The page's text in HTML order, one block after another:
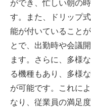
ができ、忙しい朝の
す。また、ドリップ
能が付いていること
とで、出勤時や会議
ます。さらに、多様
る機種もあり、多様
が可能です。これに
なり、従業員の満足